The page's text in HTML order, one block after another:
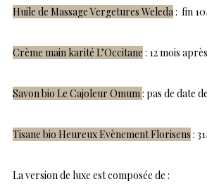
Huile de Massage Vergetures Weleda: fin
Crème main karité L’Occitane : 12 mois
Savon bio Le Cajoleur Omum: pas de date
Tisane bio Heureux Evènement Florisens :
La version de luxe est composée de :